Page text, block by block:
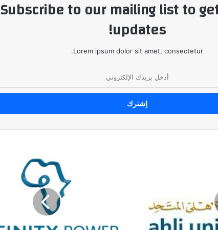
Subscribe to our mailing list to
updates!
Lorem ipsum dolor sit amet, consectetur.
العالمي